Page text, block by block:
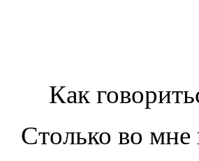
Как
Столько во мне